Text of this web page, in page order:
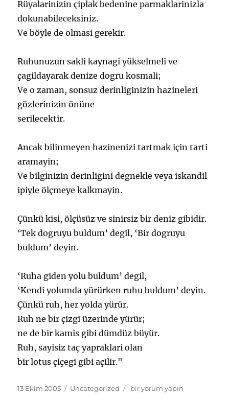
Rüyalarinizin çiplak bedenine parmaklarinizla
dokunabileceksiniz.
Ve böyle de olmasi gerekir.
Ruhunuzun sakli kaynagi yükselmeli ve
çagildayarak denize dogru kosmali;
Ve o zaman, sonsuz derinliginizin hazineleri
gözlerinizin önüne
serilecektir.
Ancak bilinmeyen hazinenizi tartmak için tarti
aramayin;
Ve bilginizin derinligini degnekle veya iskandil
ipiyle ölçmeye kalkmayin.
Çünkü kisi, ölçüsüz ve sinirsiz bir deniz gibidir.
‘Tek dogruyu buldum’ degil, ‘Bir dogruyu
buldum’ deyin.
‘Ruha giden yolu buldum’ degil,
‘Kendi yolumda yürürken ruhu buldum’ deyin.
Çünkü ruh, her yolda yürür.
Ruh ne bir çizgi üzerinde yürür;
ne de bir kamis gibi dümdüz büyür.
Ruh, sayisiz taç yapraklari olan
bir lotus çiçegi gibi açilir."
Yayın
13 Ekim 2005 Kategoriler
Uncategorized
KENDINI
bir yorum yapın